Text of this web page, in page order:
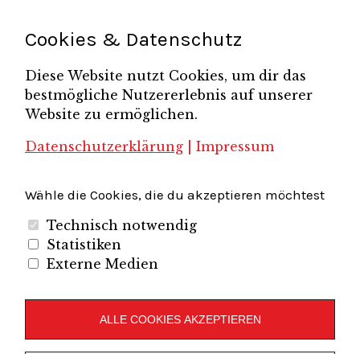
Pressemitteilung
Unternehmerfrühstück
Brandenburg-Berlin e.V.
Unternehmerverband Sachsen e.V. Unternehmervereinigung Uckermark
Unternehmervereinigung Uckermark e.V.
Wirtschaftshof Spandau e.V. Volkswirtschaftlicher Dialog
Unternehmerverband Brandenburg-Berlin e.V.
Folgen Sie uns auf
Cookies & Datenschutz
Diese Website nutzt Cookies, um dir das
bestmögliche Nutzererlebnis auf unserer
Website zu ermöglichen.
Datenschutzerklärung
Impressum
Wähle die Cookies, die du akzeptieren möchtest
Technisch notwendig
Statistiken
Externe Medien
ALLE COOKIES AKZEPTIEREN